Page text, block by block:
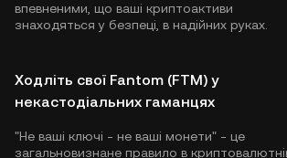
впевненими, що ваші криптоактиви
знаходяться у безпеці, в надійних руках.
Ходліть свої Fantom (FTM) у
некастодіальних гаманцях
"Не ваші ключі - не ваші монети" - це
загальновизнане правило в